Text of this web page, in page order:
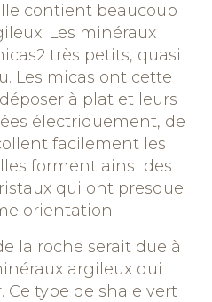
contient beaucoup
Les minéraux
2très petits, quasi
Les micas ont cette
à plat et leurs
électriquement, de
facilement les
forment ainsi des
qui ont presque
orientation.
la roche serait due à
argileux qui
type de shale vert